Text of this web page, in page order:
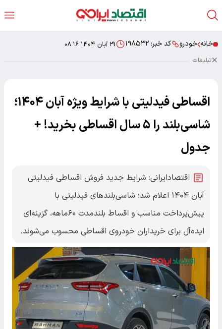
خانه خودرو کد خبر: ۱۹۸۵۳۲ ۲۹ آبان ۱۴۰۴ ۰۸:۱۶
تبلیغات
اقساطی فیدلیتی با شرایط ویژه آبان ۱۴۰۴؛
شاسی‌بلند را ۵ سال اقساطی بخرید! +
جدول
اقتصادایرانی: شرایط جدید فروش اقساطی فیدلیتی
آبان ۱۴۰۴ اعلام شد؛ شاسی‌بلندهای فیدلیتی با
پیش‌پرداخت مناسب و اقساط بلندمدت ۶۰ماهه، گزینه‌ای
ایده‌آل برای خریداران خودروی اقساطی محسوب می‌شوند.